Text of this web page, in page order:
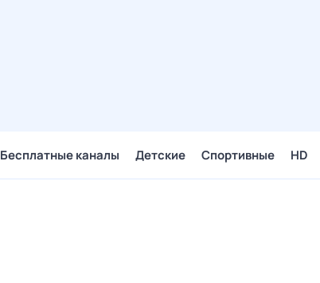
Бесплатные каналы Детские Спортивные HD